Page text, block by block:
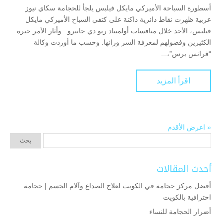
أسطورة السباحة الأميركي مايكل فيلبس يلجأ للحجامة سكاي نيوز
عربية ظهرت نقاط دائرية داكنة على كتفي السباح الأميركي مايكل
فيلبس، الأحد خلال منافسات أولمبياد ريو دي جانيرو. وأثار الأمر حيرة
الكثيرين وفضولهم لمعرفة السر ورائها. وحسب ما أوردت وكالة
“فرانس برس”،...
اقرأ المزيد
« اعرض الأقدم
أحدث المقالات
أفضل مركز حجامة في الكويت لعلاج الصداع وآلام الجسم | حجامة
احترافية بالكويت
أضرار الحجامة للنساء